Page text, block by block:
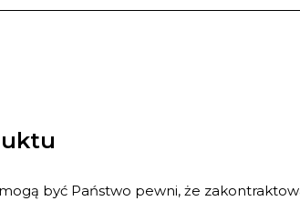
być Państwo pewni, że